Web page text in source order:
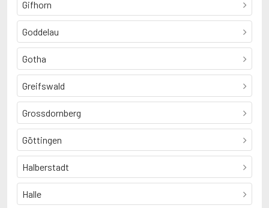
Gifhorn
Goddelau
Gotha
Greifswald
Grossdornberg
Göttingen
Halberstadt
Halle